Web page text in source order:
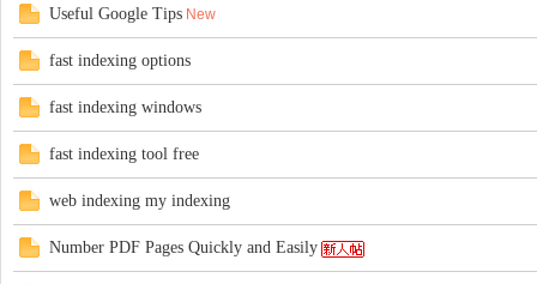
Useful Google Tips New
fast indexing options
fast indexing windows
fast indexing tool free
web indexing my indexing
Number PDF Pages Quickly and Easily